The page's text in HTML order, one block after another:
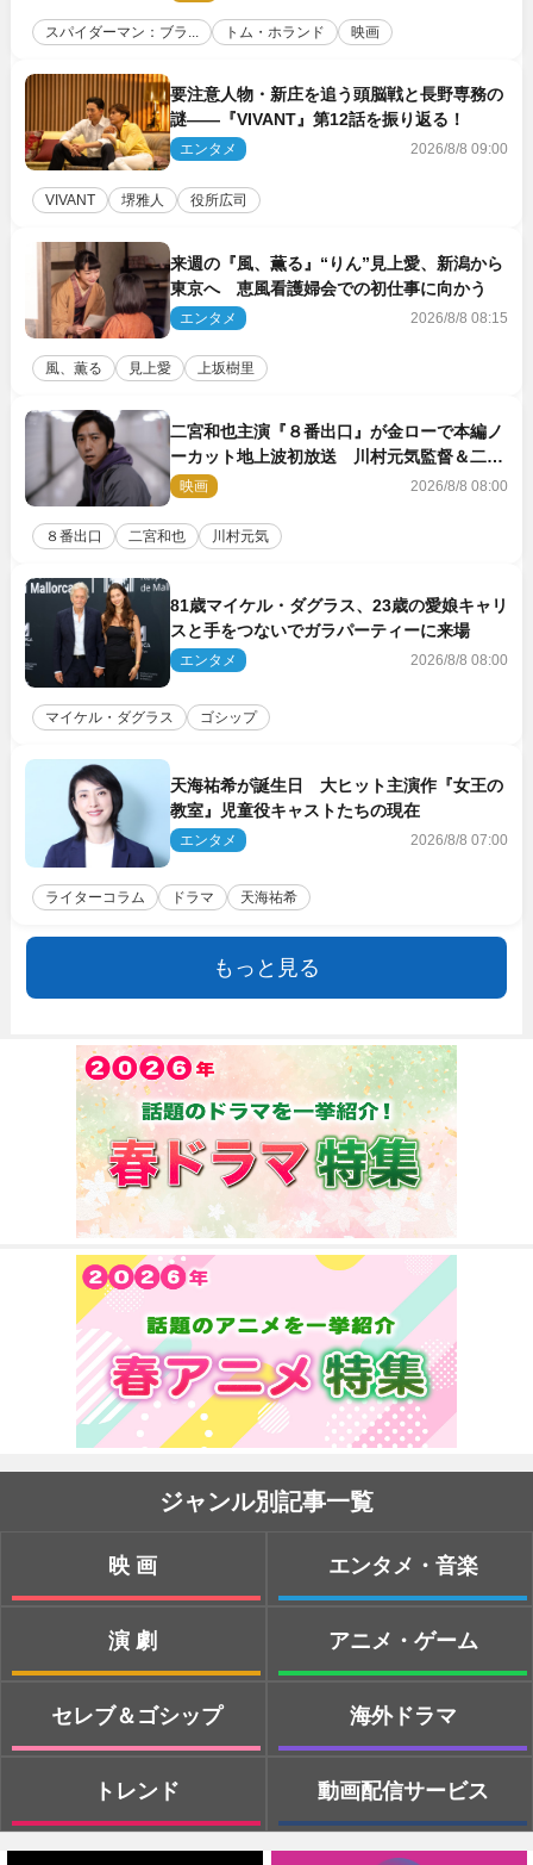
スパイダーマン：ブラ... トム・ホランド 映画
要注意人物・新庄を追う頭脳戦と長野専務の
謎――『VIVANT』第12話を振り返る！
エンタメ 2026/8/8 09:00
VIVANT 堺雅人 役所広司
来週の『風、薫る』“りん”見上愛、新潟から
東京へ 恵風看護婦会での初仕事に向かう
エンタメ 2026/8/8 08:15
風、薫る 見上愛 上坂樹里
二宮和也主演『８番出口』が金ローで本編ノ
ーカット地上波初放送 川村元気監督＆二宮
コメント到着
映画 2026/8/8 08:00
８番出口 二宮和也 川村元気
81歳マイケル・ダグラス、23歳の愛娘キャリ
スと手をつないでガラパーティーに来場
エンタメ 2026/8/8 08:00
マイケル・ダグラス ゴシップ
天海祐希が誕生日 大ヒット主演作『女王の
教室』児童役キャストたちの現在
エンタメ 2026/8/8 07:00
ライターコラム ドラマ 天海祐希
もっと見る
ジャンル別記事一覧
映画
演劇
セレブ＆ゴシップ
トレンド
エンタメ・音楽
アニメ・ゲーム
海外ドラマ
動画配信サービス